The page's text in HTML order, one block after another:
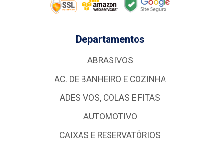
Departamentos
ABRASIVOS
AC. DE BANHEIRO E COZINHA
ADESIVOS, COLAS E FITAS
AUTOMOTIVO
CAIXAS E RESERVATÓRIOS